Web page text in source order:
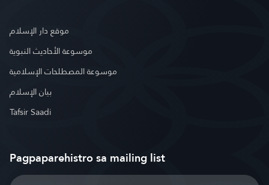
موقع دار الإسلام
موسوعة الأحاديث النبوية
موسوعة المصطلحات الإسلامية
بيان الإسلام
Tafsir Saadi
Pagpaparehistro sa mailing list